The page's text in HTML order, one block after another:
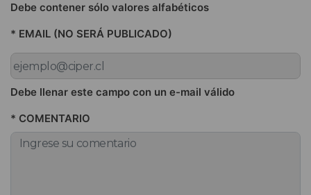
Debe contener sólo valores alfabéticos
* EMAIL (NO SERÁ PUBLICADO)
Debe llenar este campo con un e-mail válido
* COMENTARIO